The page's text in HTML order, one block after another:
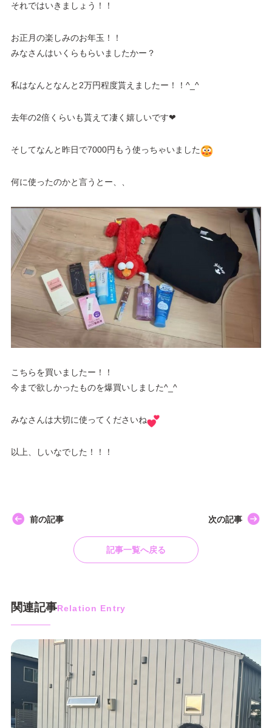
それではいきましょう！！
お正月の楽しみのお年玉！！
みなさんはいくらもらいましたかー？
私はなんとなんと2万円程度貰えましたー！！‎^_^
去年の2倍くらいも貰えて凄く嬉しいです❤︎
そしてなんと昨日で7000円もう使っちゃいました
何に使ったのかと言うとー、、
こちらを買いましたー！！
今まで欲しかったものを爆買いしました‎^_^
みなさんは大切に使ってくださいね
以上、しいなでした！！！
前の記事
記事一覧へ戻る
次の記事
関連記事Relation Entry